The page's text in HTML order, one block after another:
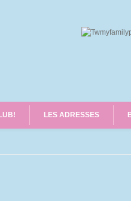
LES ADRESSES